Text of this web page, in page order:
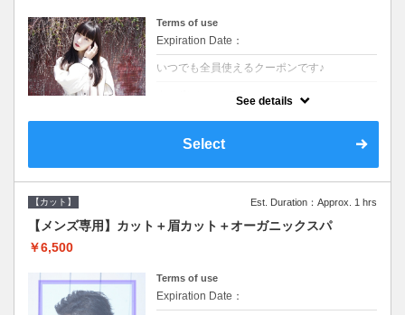
Terms of use
Expiration Date：
いつでも全員使えるクーポンです♪
ら修復し美髪へと導く最新4stepトリートメ
ント☆内側からしっかり修復したい方に♪
See details
Select
【カット】 Est. Duration：Approx. 1 hrs
【メンズ専用】カット＋眉カット＋オーガニックスパ
￥6,500
Terms of use
Expiration Date：